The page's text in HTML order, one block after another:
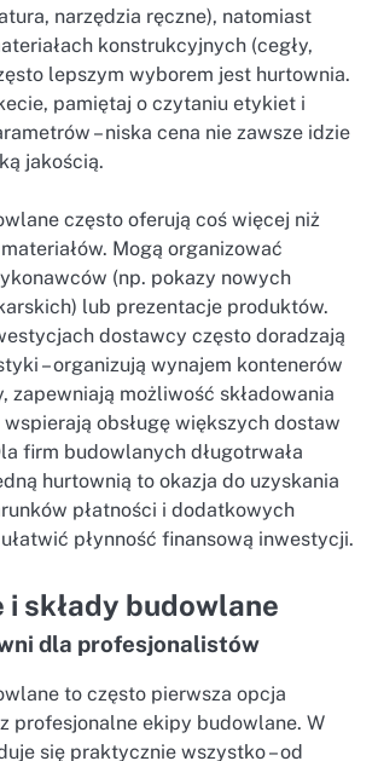
narzędzia ręczne), natomiast
konstrukcyjnych (cegły,
lepszym wyborem jest hurtownia.
pamiętaj o czytaniu etykiet i
– niska cena nie zawsze idzie
jakością.
często oferują coś więcej niż
Mogą organizować
(np. pokazy nowych
lub prezentacje produktów.
dostawcy często doradzają
– organizują wynajem kontenerów
zapewniają możliwość składowania
obsługę większych dostaw
firm budowlanych długotrwała
hurtownią to okazja do uzyskania
płatności i dodatkowych
płynność finansową inwestycji.
i składy budowlane
dla profesjonalistów
to często pierwsza opcja
profesjonalne ekipy budowlane. W
się praktycznie wszystko – od